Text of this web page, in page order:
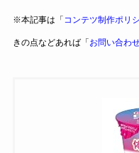
※本記事は「 コンテツ制作ポリ
きの点などあれば「お問い合わ